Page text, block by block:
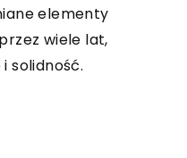
elementy
wiele lat,
solidność.